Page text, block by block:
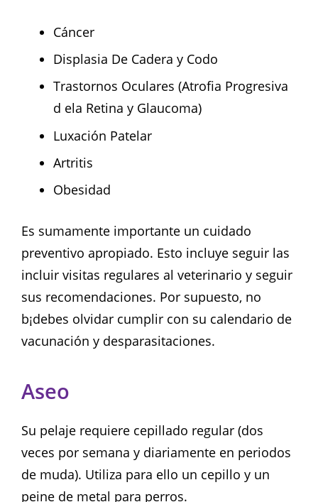
Cáncer
Displasia De Cadera y Codo
Trastornos Oculares (Atrofia Progresiva
d ela Retina y Glaucoma)
Luxación Patelar
Artritis
Obesidad
Es sumamente importante un cuidado
preventivo apropiado. Esto incluye seguir las
incluir visitas regulares al veterinario y seguir
sus recomendaciones. Por supuesto, no
b¡debes olvidar cumplir con su calendario de
vacunación y desparasitaciones.
Aseo
Su pelaje requiere cepillado regular (dos
veces por semana y diariamente en periodos
de muda). Utiliza para ello un cepillo y un
peine de metal para perros.